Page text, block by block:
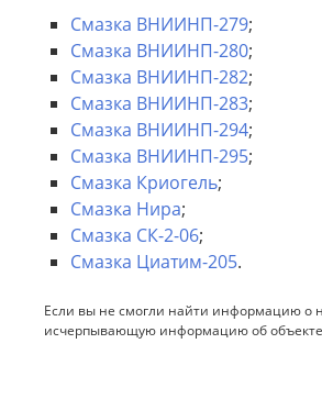
Смазка ВНИИНП-279;
Смазка ВНИИНП-280;
Смазка ВНИИНП-282;
Смазка ВНИИНП-283;
Смазка ВНИИНП-294;
Смазка ВНИИНП-295;
Смазка Криогель;
Смазка Нира;
Смазка СК-2-06;
Смазка Циатим-205.
Если вы не смогли найти информацию о
исчерпывающую информацию об